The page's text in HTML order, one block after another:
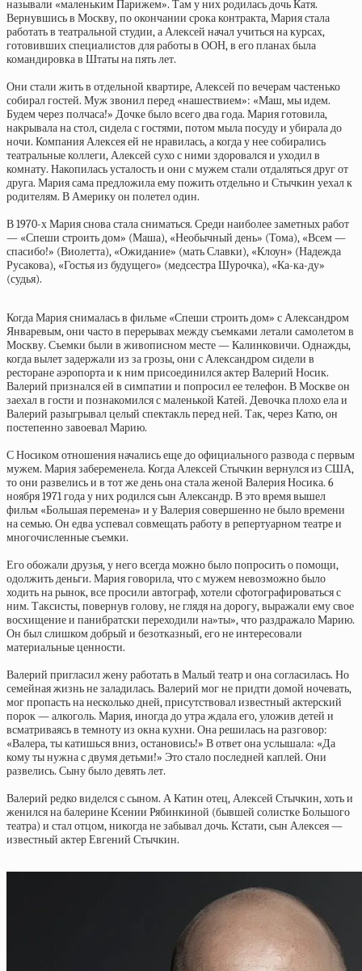
называли «маленьким Парижем». Там у них родилась дочь Катя.
Вернувшись в Москву, по окончании срока контракта, Мария стала
работать в театральной студии, а Алексей начал учиться на курсах,
готовивших специалистов для работы в ООН, в его планах была
командировка в Штаты на пять лет.
Они стали жить в отдельной квартире, Алексей по вечерам частенько
собирал гостей. Муж звонил перед «нашествием»: «Маш, мы идем.
Будем через полчаса!» Дочке было всего два года. Мария готовила,
накрывала на стол, сидела с гостями, потом мыла посуду и убирала до
ночи. Компания Алексея ей не нравилась, а когда у нее собирались
театральные коллеги, Алексей сухо с ними здоровался и уходил в
комнату. Накопилась усталость и они с мужем стали отдаляться друг от
друга. Мария сама предложила ему пожить отдельно и Стычкин уехал к
родителям. В Америку он полетел один.
В 1970-х Мария снова стала сниматься. Среди наиболее заметных работ
— «Спеши строить дом» (Маша), «Необычный день» (Тома), «Всем —
спасибо!» (Виолетта), «Ожидание» (мать Славки), «Клоун» (Надежда
Русакова), «Гостья из будущего» (медсестра Шурочка), «Ка-ка-ду»
(судья).
Когда Мария снималась в фильме «Спеши строить дом» с Александром
Январевым, они часто в перерывах между съемками летали самолетом в
Москву. Съемки были в живописном месте — Калинковичи. Однажды,
когда вылет задержали из за грозы, они с Александром сидели в
ресторане аэропорта и к ним присоединился актер Валерий Носик.
Валерий признался ей в симпатии и попросил ее телефон. В Москве он
заехал в гости и познакомился с маленькой Катей. Девочка плохо ела и
Валерий разыгрывал целый спектакль перед ней. Так, через Катю, он
постепенно завоевал Марию.
С Носиком отношения начались еще до официального развода с первым
мужем. Мария забеременела. Когда Алексей Стычкин вернулся из США,
то они развелись и в тот же день она стала женой Валерия Носика. 6
ноября 1971 года у них родился сын Александр. В это время вышел
фильм «Большая перемена» и у Валерия совершенно не было времени
на семью. Он едва успевал совмещать работу в репертуарном театре и
многочисленные съемки.
Его обожали друзья, у него всегда можно было попросить о помощи,
одолжить деньги. Мария говорила, что с мужем невозможно было
ходить на рынок, все просили автограф, хотели сфотографироваться с
ним. Таксисты, повернув голову, не глядя на дорогу, выражали ему свое
восхищение и панибратски переходили на»ты», что раздражало Марию.
Он был слишком добрый и безотказный, его не интересовали
материальные ценности.
Валерий пригласил жену работать в Малый театр и она согласилась. Но
семейная жизнь не заладилась. Валерий мог не придти домой ночевать,
мог пропасть на несколько дней, присутствовал известный актерский
порок — алкоголь. Мария, иногда до утра ждала его, уложив детей и
всматриваясь в темноту из окна кухни. Она решилась на разговор:
«Валера, ты катишься вниз, остановись!» В ответ она услышала: «Да
кому ты нужна с двумя детьми!» Это стало последней каплей. Они
развелись. Сыну было девять лет.
Валерий редко виделся с сыном. А Катин отец, Алексей Стычкин, хоть и
женился на балерине Ксении Рябинкиной (бывшей солистке Большого
театра) и стал отцом, никогда не забывал дочь. Кстати, сын Алексея —
известный актер Евгений Стычкин.